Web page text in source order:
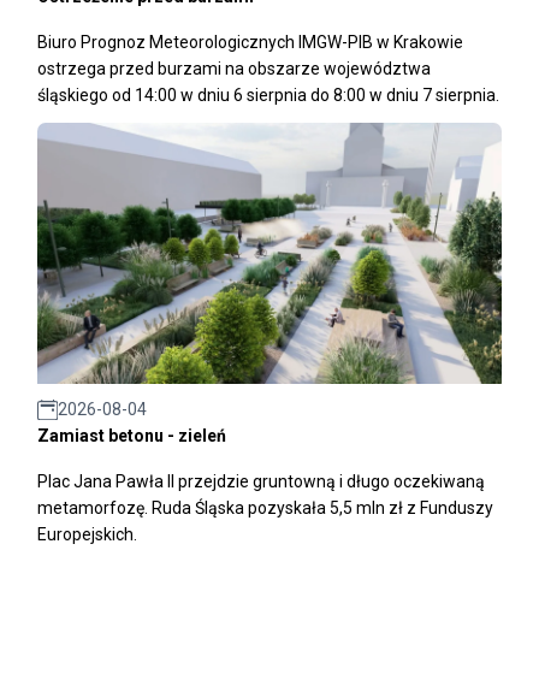
Biuro Prognoz Meteorologicznych IMGW-PIB w Krakowie
ostrzega przed burzami na obszarze województwa
śląskiego od 14:00 w dniu 6 sierpnia do 8:00 w dniu 7 sierpnia.
2026-08-04
Zamiast betonu - zieleń
Plac Jana Pawła II przejdzie gruntowną i długo oczekiwaną
metamorfozę. Ruda Śląska pozyskała 5,5 mln zł z Funduszy
Europejskich.